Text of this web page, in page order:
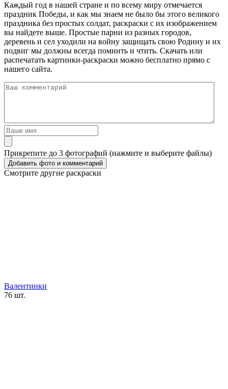
Каждый год в нашей стране и по всему миру отмечается
праздник Победы, и как мы знаем не было бы этого великого
праздника без простых солдат, раскраски с их изображением
вы найдете выше. Простые парни из разных городов,
деревень и сел уходили на войну защищать свою Родину и их
подвиг мы должны всегда помнить и чтить. Скачать или
распечатать картинки-раскраски можно бесплатно прямо с
нашего сайта.
Прикрепите до 3 фотографий (нажмите и выберите файлы)
Смотрите другие раскраски
Валентинки
76 шт.